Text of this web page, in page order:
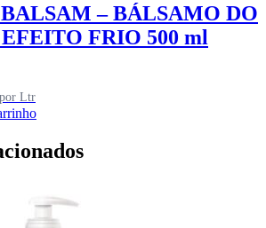
– BÁLSAMO DO
FRIO 500 ml
por Ltr